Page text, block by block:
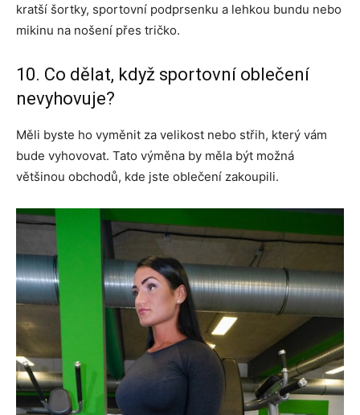
kratší šortky, sportovní podprsenku a lehkou bundu nebo
mikinu na nošení přes tričko.
10. Co dělat, když sportovní oblečení
nevyhovuje?
Měli byste ho vyměnit za velikost nebo střih, který vám
bude vyhovovat. Tato výměna by měla být možná
většinou obchodů, kde jste oblečení zakoupili.